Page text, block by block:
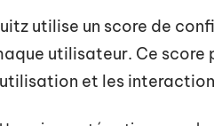
utilise un score de
utilisateur. Ce
et les